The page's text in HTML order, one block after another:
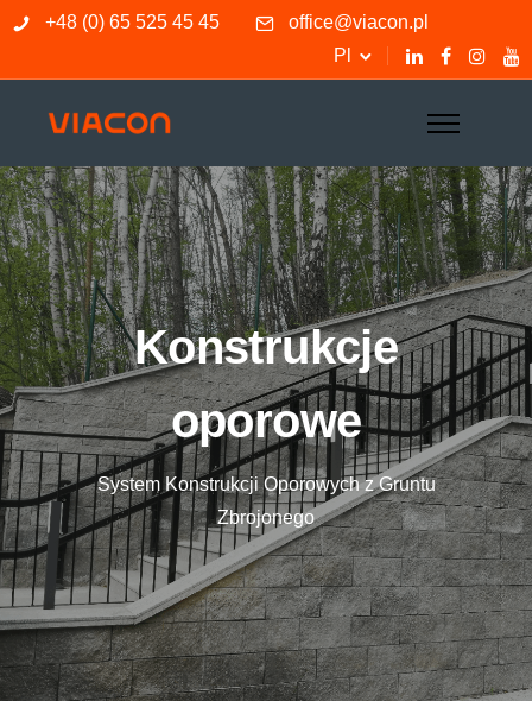
+48 (0) 65 525 45 45
office@viacon.pl
Pl
Konstrukcje
oporowe
System Konstrukcji Oporowych z Gruntu
Zbrojonego